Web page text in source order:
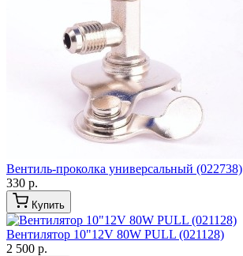
Вентиль-проколка универсальный (022738)
330 р.
Купить
Вентилятор 10"12V 80W PULL (021128)
2 500 р.